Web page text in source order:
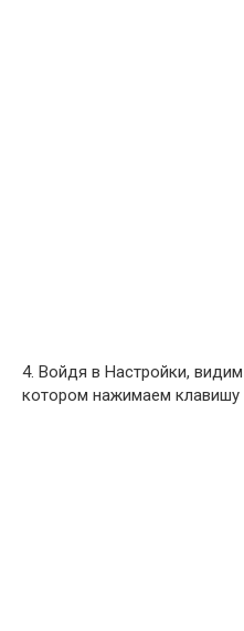
4. Войдя в Настройки,
котором нажимаем клавишу